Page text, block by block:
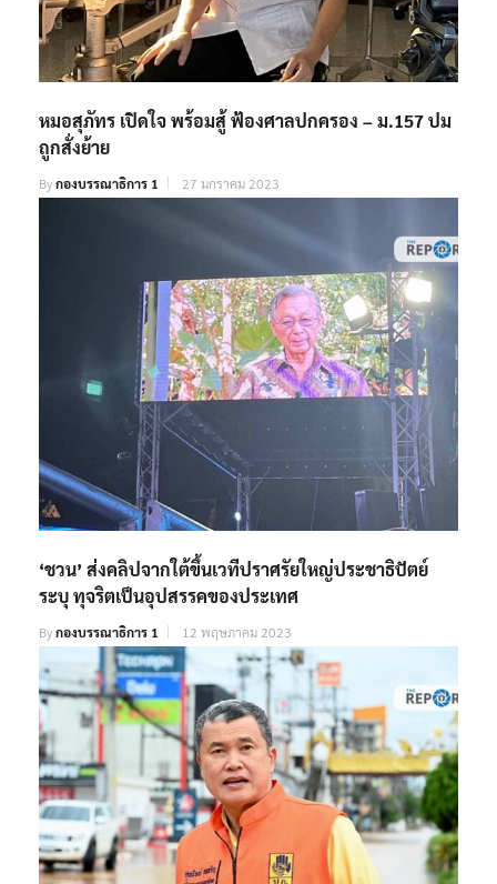
หมอสุภัทร เปิดใจ พร้อมสู้ ฟ้องศาลปกครอง – ม.157 ปม
ถูกสั่งย้าย
Byกองบรรณาธิการ 1 27 มกราคม 2023
‘ชวน’ ส่งคลิปจากใต้ขึ้นเวทีปราศรัยใหญ่ประชาธิปัตย์
ระบุ ทุจริตเป็นอุปสรรคของประเทศ
Byกองบรรณาธิการ 1 12 พฤษภาคม 2023